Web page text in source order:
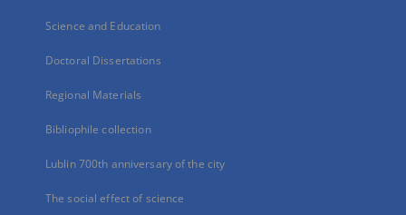
Science and Education
Doctoral Dissertations
Regional Materials
Bibliophile collection
Lublin 700th anniversary of the city
The social effect of science